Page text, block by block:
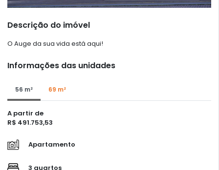
Descrição do imóvel
O Auge da sua vida está aqui!
Informações das unidades
56 m² 69 m²
A partir de
R$ 491.753,53
Apartamento
3 quartos